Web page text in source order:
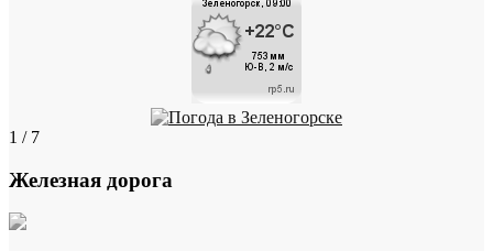
1 / 7
Железная дорога